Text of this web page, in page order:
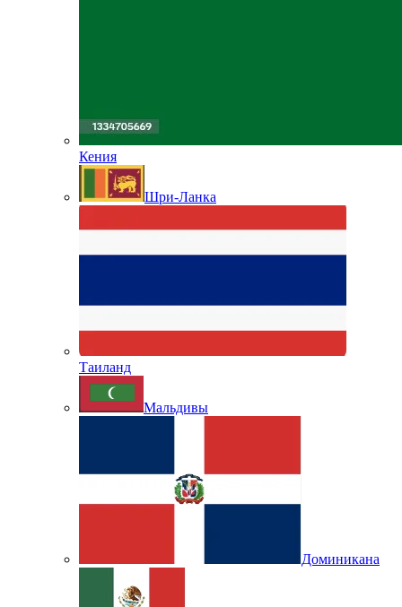
Кения
Шри-Ланка
Таиланд
Мальдивы
Доминикана